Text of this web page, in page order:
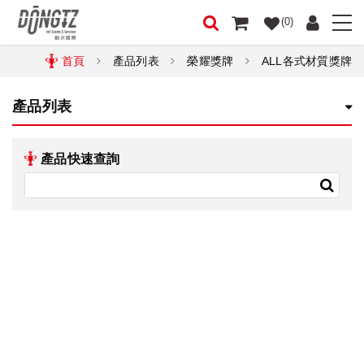
(0)
首頁 產品列表 榮耀獎牌 ALL各式材質獎牌
產品列表
產品快速查詢